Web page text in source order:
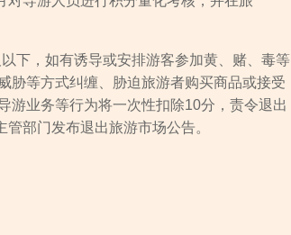
，如有诱导或安排游客参加黄、赌、毒等
胁等方式纠缠、胁迫旅游者购买商品或接受
游业务等行为将一次性扣除10分，责令退出
部门发布退出旅游市场公告。